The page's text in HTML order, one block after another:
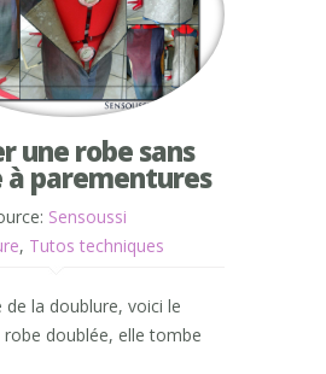
une robe sans
à parementures
Sensoussi
, Tutos techniques
de la doublure, voici le
doublée, elle tombe